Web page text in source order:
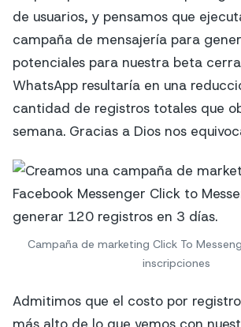
de usuarios, y pensamos que
campaña de mensajería para
potenciales para nuestra beta
WhatsApp resultaría en una
cantidad de registros totales que
semana. Gracias a Dios nos
Campaña de marketing Click To
inscripciones
Admitimos que el costo por
más alto de lo que vemos con